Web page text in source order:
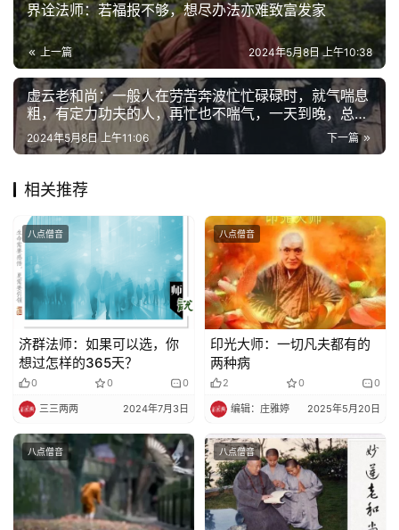
视
频
纪
录
佛
艺
术
政
策
法
规
免
责
声
明
界诠法师：若福报不够，想尽办法亦难致富发家
上一篇 2024年5月8日 上午10:38
虚云老和尚：一般人在劳苦奔波忙忙碌碌时，就气喘息
粗，有定力功夫的人，再忙也不喘气，一天到晚，总是
心平气和的
下一篇
2024年5月8日 上午11:06
相关推荐
八点僧音
济群法师：如果可以选，你
想过怎样的365天？
0 0 0
三三两两 2024年7月3日
八点僧音
印光大师：一切凡夫都有的
两种病
2 0 0
编辑：庄雅婷 2025年5月20日
八点僧音 八点僧音